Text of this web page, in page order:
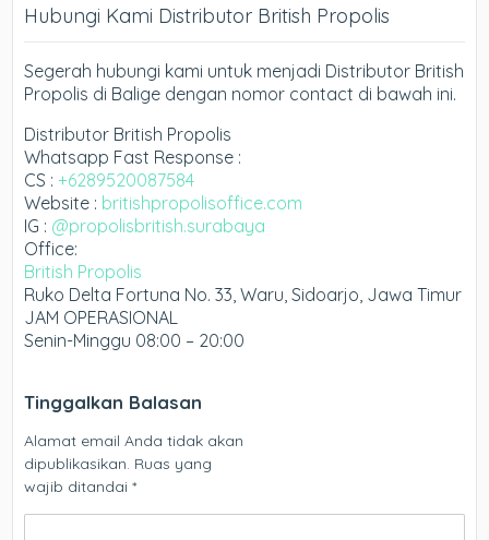
Hubungi Kami Distributor British Propolis
Segerah hubungi kami untuk menjadi Distributor British
Propolis di Balige dengan nomor contact di bawah ini.
Distributor British Propolis
Whatsapp Fast Response :
CS : +6289520087584
Website : britishpropolisoffice.com
IG : @propolisbritish.surabaya
Office:
British Propolis
Ruko Delta Fortuna No. 33, Waru, Sidoarjo, Jawa Timur
JAM OPERASIONAL
Senin-Minggu 08:00 – 20:00
Tinggalkan Balasan
Alamat email Anda tidak akan
dipublikasikan. Ruas yang
wajib ditandai*